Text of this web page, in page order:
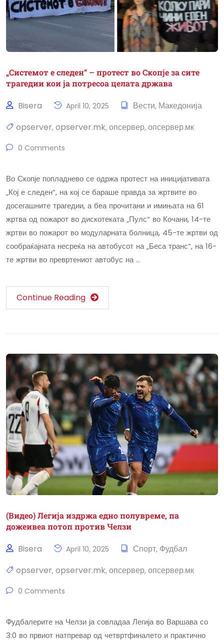
„Системот е следен“ – протест во Скопје за сите
трагедии кои ја потресоа целата држава
Bisera April 10, 2025 Вести, Македонија
opserver, opserver.mk, опсервер, опсервер.мк
0 Comments
Во Скопје попладнево се одржа протест на иницијативата
„Кој е следен“, на кој се бараше правда за жртвите во
досегашните трагедии, а беа прочитани и имињата на 61
жртва од пожарот во дискотеката „Пулс“ во Кочани, 14-те
жртви во пожарот во модуларната болница, 45-те жртви од
сообраќајната несреќа на автобусот на „Беса транс“, на 16-
те жртви во превртениот автобус на …
Continue Reading
(Видео) Легија издржа едно полувреме, па
дожеивеа потоп против Челзи
Bisera April 10, 2025 Спорт, Фудбал
opserver, opserver.mk, опсервер, опсервер.мк
0 Comments
Фудбалерите на Челзи ја совладаа Легија во Варшава со
3:0 во првиот натпревар од четвртфиналето и практично